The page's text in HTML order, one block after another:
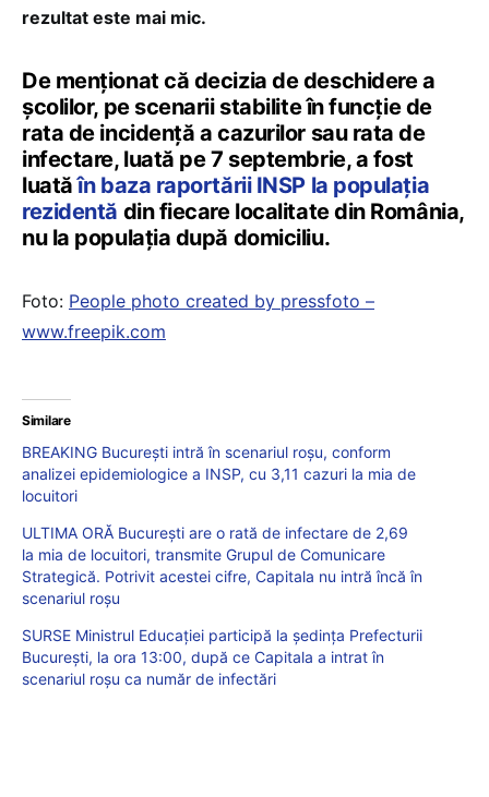
rezultat este mai mic.
De menționat că decizia de deschidere a
școlilor, pe scenarii stabilite în funcție de
rata de incidență a cazurilor sau rata de
infectare, luată pe 7 septembrie, a fost
luatăîn baza raportării INSP la populația
rezidentă din fiecare localitate din România,
nu la populația după domiciliu.
Foto: People photo created by pressfoto –
www.freepik.com
Similare
BREAKING București intră în scenariul roșu, conform
analizei epidemiologice a INSP, cu 3,11 cazuri la mia de
locuitori
ULTIMA ORĂ București are o rată de infectare de 2,69
la mia de locuitori, transmite Grupul de Comunicare
Strategică. Potrivit acestei cifre, Capitala nu intră încă în
scenariul roșu
SURSE Ministrul Educației participă la ședința Prefecturii
București, la ora 13:00, după ce Capitala a intrat în
scenariul roșu ca număr de infectări